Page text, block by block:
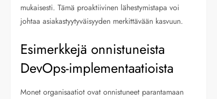
mukaisesti. Tämä proaktiivinen lähestymistapa voi
johtaa asiakastyytyväisyyden merkittävään kasvuun.
Esimerkkejä onnistuneista
DevOps-implementaatioista
Monet organisaatiot ovat onnistuneet parantamaan